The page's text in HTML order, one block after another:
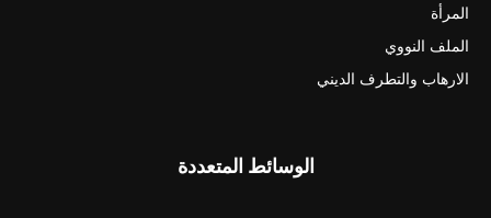
المرأة
الملف النووي
الارهاب والتطرف الديني
الوسائط المتعددة